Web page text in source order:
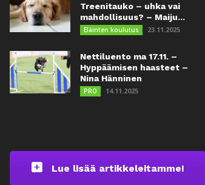
Treenitauko – uhka vai
mahdollisuus? – Maiju...
Eläinten koulutus 23.11.2025
Nettiluento ma 17.11. –
Hyppäämisen haasteet –
Nina Hänninen
PRO 14.11.2025
Lue lisää artikkeleitamme!